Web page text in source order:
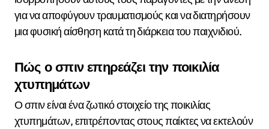
για να αποφύγουν τραυματισμούς και να διατηρήσουν
μια φυσική αίσθηση κατά τη διάρκεια του παιχνιδιού.
Πώς ο σπιν επηρεάζει την ποικιλία
χτυπημάτων
Ο σπιν είναι ένα ζωτικό στοιχείο της ποικιλίας
χτυπημάτων, επιτρέποντας στους παίκτες να εκτελούν